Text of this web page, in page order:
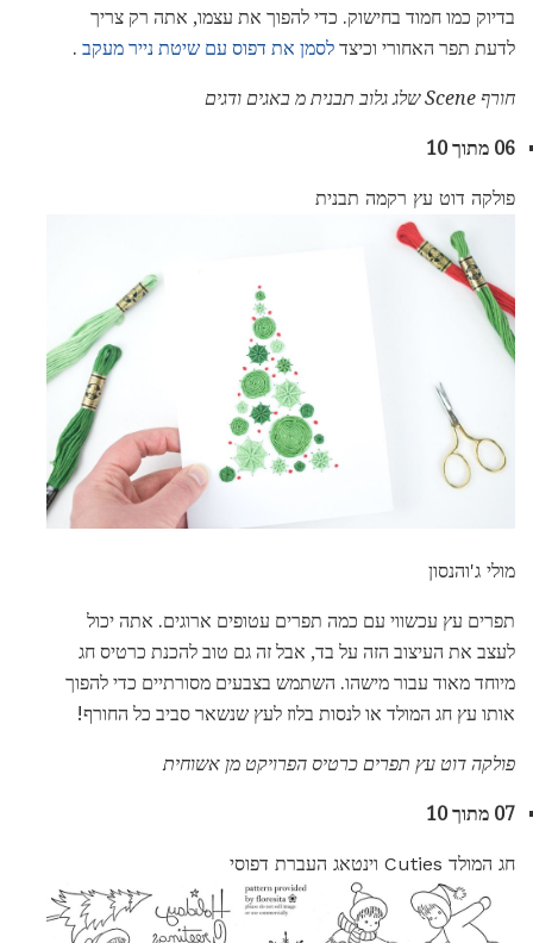
בדיוק כמו חמוד בחישוק. כדי להפוך את עצמו, אתה רק צריך
לדעת תפר האחורי וכיצד לסמן את דפוס עם שיטת נייר מעקב .
חורף Scene שלג גלוב תבנית מ באגים ודגים
06 מתוך 10
פולקה דוט עץ רקמה תבנית
מולי ג'והנסון
תפרים עץ עכשווי עם כמה תפרים עטופים ארוגים. אתה יכול
לעצב את העיצוב הזה על בד, אבל זה גם טוב להכנת כרטיס חג
מיוחד מאוד עבור מישהו. השתמש בצבעים מסורתיים כדי להפוך
אותו עץ חג המולד או לנסות בלוז לעץ שנשאר סביב כל החורף!
פולקה דוט עץ תפרים כרטיס הפרויקט מן אשוחית
07 מתוך 10
חג המולד Cuties וינטאג העברת דפוסי